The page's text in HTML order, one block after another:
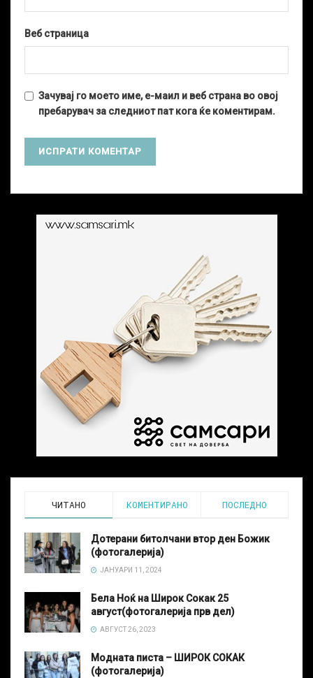
Веб страница
Зачувај го моето име, е-маил и веб страна во овој
пребарувач за следниот пат кога ќе коментирам.
ЧИТАНО КОМЕНТИРАНО ПОСЛЕДНО
Дотерани битолчани втор ден Божик
(фотогалерија)
ЈАНУАРИ 11, 2024
Бела Ноќ на Широк Сокак 25
август(фотогалерија прв дел)
АВГУСТ 26, 2023
Модната писта – ШИРОК СОКАК
(фотогалерија)